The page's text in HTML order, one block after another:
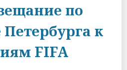
по
Петербурга к
FIFA